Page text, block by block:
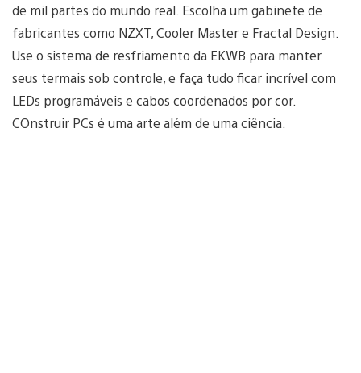
de mil partes do mundo real. Escolha um gabinete de
fabricantes como NZXT, Cooler Master e Fractal Design.
Use o sistema de resfriamento da EKWB para manter
seus termais sob controle, e faça tudo ficar incrível com
LEDs programáveis e cabos coordenados por cor.
COnstruir PCs é uma arte além de uma ciência.